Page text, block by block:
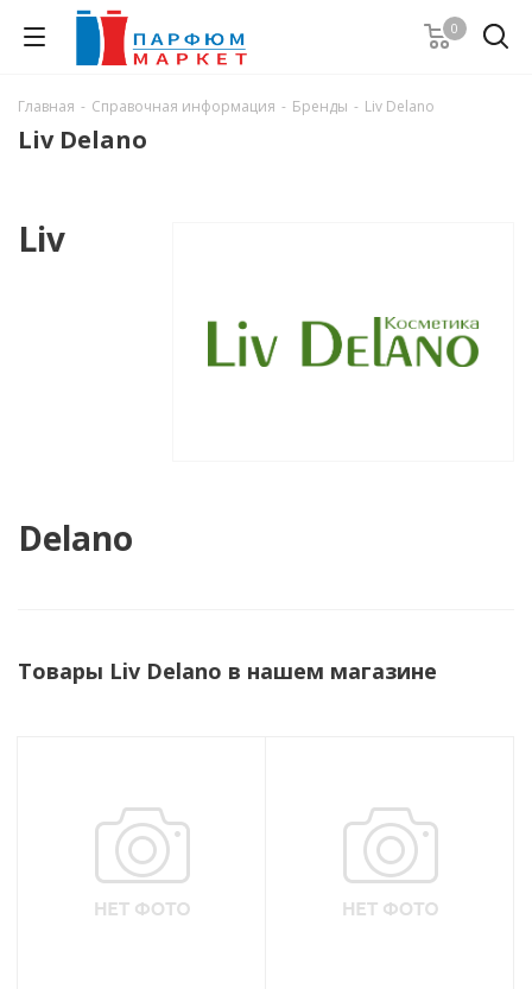
0
Главная - Справочная информация - Бренды - Liv Delano
Liv Delano
Liv
Delano
Товары Liv Delano в нашем магазине